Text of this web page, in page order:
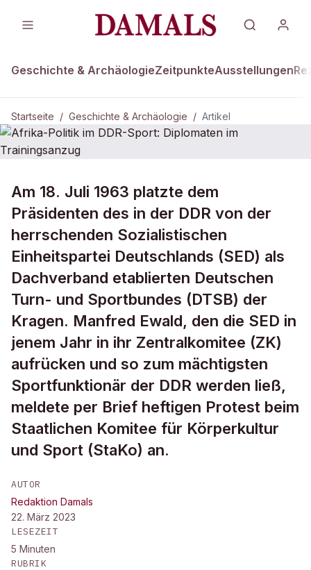
Geschichte & ArchäologieZeitpunkteAusstellungen
Startseite / Geschichte & Archäologie / Artikel
GESCHICHTE & ARCHÄOLOGIE
Afrika-Politik im DDR-Sport:
Diplomaten im Trainingsanzug
Am 18. Juli 1963 platzte dem
Präsidenten des in der DDR von der
herrschenden Sozialistischen
Einheitspartei Deutschlands (SED) als
Dachverband etablierten Deutschen
Turn- und Sportbundes (DTSB) der
Kragen. Manfred Ewald, den die SED in
jenem Jahr in ihr Zentralkomitee (ZK)
aufrücken und so zum mächtigsten
Sportfunktionär der DDR werden ließ,
meldete per Brief heftigen Protest beim
Staatlichen Komitee für Körperkultur
und Sport (StaKo) an.
AUTOR
Redaktion Damals
22. März 2023
LESEZEIT
5 Minuten
RUBRIK